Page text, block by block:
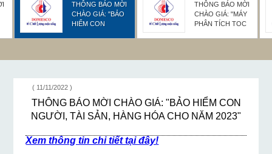
THÔNG BÁO MỜI
CHÀO GIÁ: "BẢO
HIỂM CON
THÔNG BÁO MỜI
CHÀO GIÁ: "MÁY
PHÂN TÍCH TOC
( 11/11/2022 )
THÔNG BÁO MỜI CHÀO GIÁ: "BẢO HIỂM CON
NGƯỜI, TÀI SẢN, HÀNG HÓA CHO NĂM 2023"
Xem thông tin chi tiết tại đây!